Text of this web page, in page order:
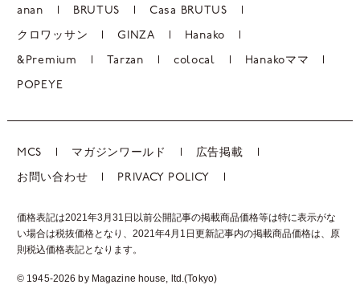
anan BRUTUS Casa BRUTUS
クロワッサン GINZA Hanako
&Premium Tarzan colocal Hanakoママ
POPEYE
MCS マガジンワールド 広告掲載
お問い合わせ PRIVACY POLICY
価格表記は2021年3月31日以前公開記事の掲載商品価格等は特に表示がな
い場合は税抜価格となり、2021年4月1日更新記事内の掲載商品価格は、 原
則税込価格表記となります。
© 1945-2026 by Magazine house, ltd.(Tokyo)